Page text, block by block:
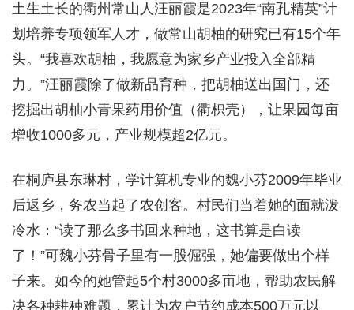
土生土长的衢州常山人汪丽霞是2023年“南孔精英”计
划培养专项领军人才，做常山胡柚的研究已有15个年
头。“我喜欢胡柚，我愿意为家乡产业投入全部精
力。”汪丽霞除了做新品育种，把胡柚送出国门，还
挖掘出胡柚小青果药用价值（衢枳壳），让果园每亩
增收1000多元，产业规模超2亿元。
在桐庐县东琳村，学计算机专业的魏小芬2009年毕业
后返乡，务农当起了农创客。村民们当着她的面就泼
冷水：“读了那么多书回来种地，这书算是白读
了！”可魏小芬骨子里有一股倔强，她偏要做出个样
子来。如今的她管起5个村3000多亩地，帮助农民解
决各种耕种难题，累计为农户节约成本500万元以